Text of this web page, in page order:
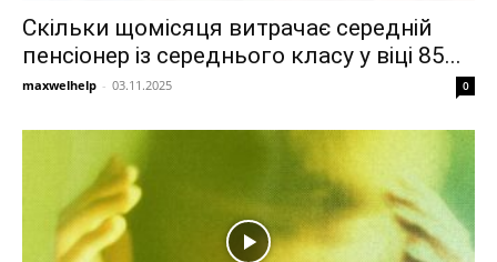
Скільки щомісяця витрачає середній
пенсіонер із середнього класу у віці 85...
maxwelhelp - 03.11.2025 0